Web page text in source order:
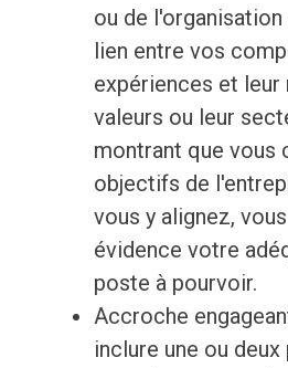
ou de
lien entre vos
expériences et leur
valeurs ou leur
montrant que vous
objectifs de
vous y alignez,
évidence votre
poste à pourvoir.
Accroche
inclure une ou deux